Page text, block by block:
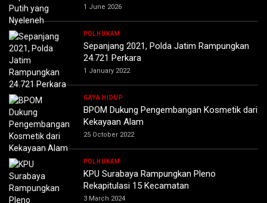
1 June 2026
POLHUKAM
Sepanjang 2021, Polda Jatim Rampungkan
24.721 Perkara
1 January 2022
GAYA HIDUP
BPOM Dukung Pengembangan Kosmetik dari
Kekayaan Alam
25 October 2022
POLHUKAM
KPU Surabaya Rampungkan Pleno
Rekapitulasi 15 Kecamatan
3 March 2024